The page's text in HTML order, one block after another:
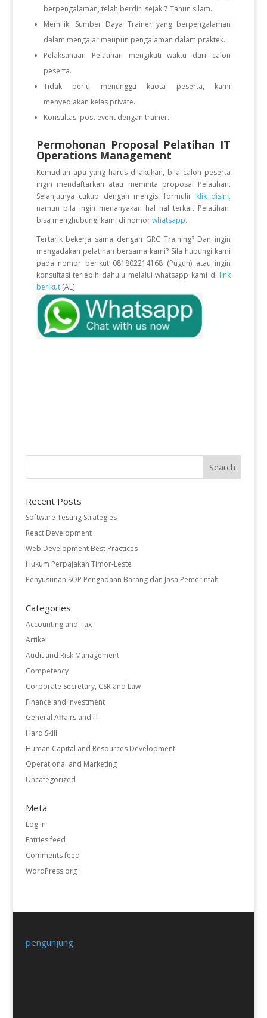
berpengalaman, telah berdiri sejak 7 Tahun silam.
Memiliki Sumber Daya Trainer yang berpengalaman
dalam mengajar maupun pengalaman dalam praktek.
Pelaksanaan Pelatihan mengikuti waktu dari calon
peserta.
Tidak perlu menunggu kuota peserta, kami
menyediakan kelas private.
Konsultasi post event dengan trainer.
Permohonan Proposal Pelatihan IT
Operations Management
Kemudian apa yang harus dilakukan, bila calon peserta
ingin mendaftarkan atau meminta proposal Pelatihan.
Selanjutnya cukup dengan mengisi formulir klik disini.
namun bila ingin menanyakan hal hal terkait Pelatihan
bisa menghubungi kami di nomorwhatsapp.
Tertarik bekerja sama dengan GRC Training? Dan ingin
mengadakan pelatihan bersama kami? Sila hubungi kami
pada nomor berikut 081802214168 (Puguh) atau ingin
konsultasi terlebih dahulu melalui whatsapp kami di link
berikut.[AL]
Recent Posts
Software Testing Strategies
React Development
Web Development Best Practices
Hukum Perpajakan Timor-Leste
Penyusunan SOP Pengadaan Barang dan Jasa Pemerintah
Categories
Accounting and Tax
Artikel
Audit and Risk Management
Competency
Corporate Secretary, CSR and Law
Finance and Investment
General Affairs and IT
Hard Skill
Human Capital and Resources Development
Operational and Marketing
Uncategorized
Meta
Log in
Entries feed
Comments feed
WordPress.org
pengunjung